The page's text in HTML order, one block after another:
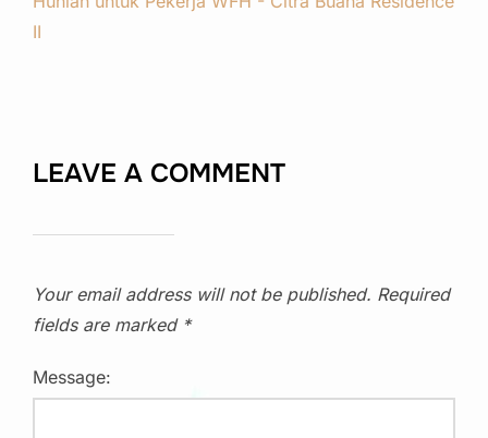
II
LEAVE A COMMENT
Your email address will not be published. Required
fields are marked *
Message: